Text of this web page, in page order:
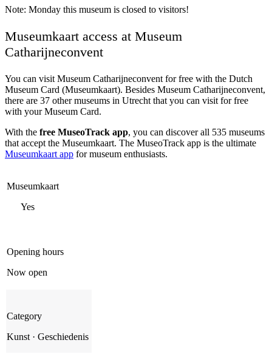
Note: Monday this museum is closed to visitors!
Museumkaart access at Museum
Catharijneconvent
You can visit Museum Catharijneconvent for free with the Dutch
Museum Card (Museumkaart). Besides Museum Catharijneconvent,
there are 37 other museums in Utrecht that you can visit for free
with your Museum Card.
With the free MuseoTrack app, you can discover all 535 museums
that accept the Museumkaart. The MuseoTrack app is the ultimate
Museumkaart app for museum enthusiasts.
Museumkaart
Yes
Opening hours
Now open
Category
Kunst · Geschiedenis